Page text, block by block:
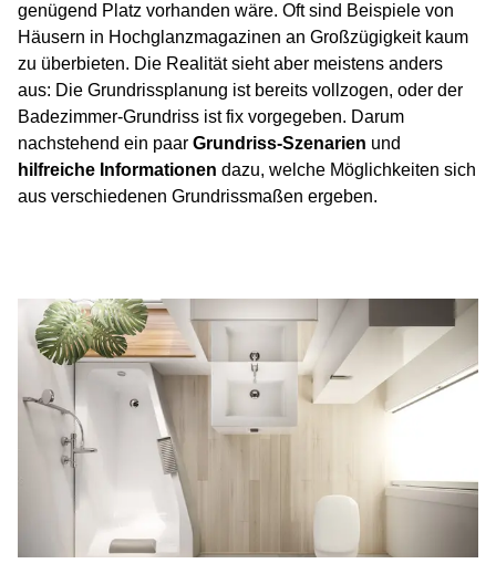
genügend Platz vorhanden wäre. Oft sind Beispiele von
Häusern in Hochglanzmagazinen an Großzügigkeit kaum
zu überbieten. Die Realität sieht aber meistens anders
aus: Die Grundrissplanung ist bereits vollzogen, oder der
Badezimmer-Grundriss ist fix vorgegeben. Darum
nachstehend ein paar Grundriss-Szenarien und
hilfreiche Informationen dazu, welche Möglichkeiten sich
aus verschiedenen Grundrissmaßen ergeben.